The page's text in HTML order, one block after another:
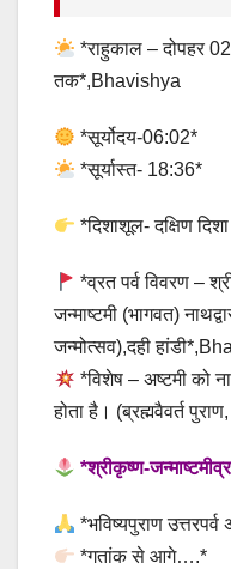
*राहुकाल – दोपहर
तक*,Bhavishya
*सूर्योदय-06:02*
*सूर्यास्त- 18:36*
*दिशाशूल- दक्षिण
*व्रत पर्व विवरण –
जन्माष्टमी (भागवत)
जन्मोत्सव),दही
*विशेष – अष्टमी को
होता है। (ब्रह्मवैवर्त
*श्रीकृष्ण-
*भविष्यपुराण
*गतांक से आगे….*